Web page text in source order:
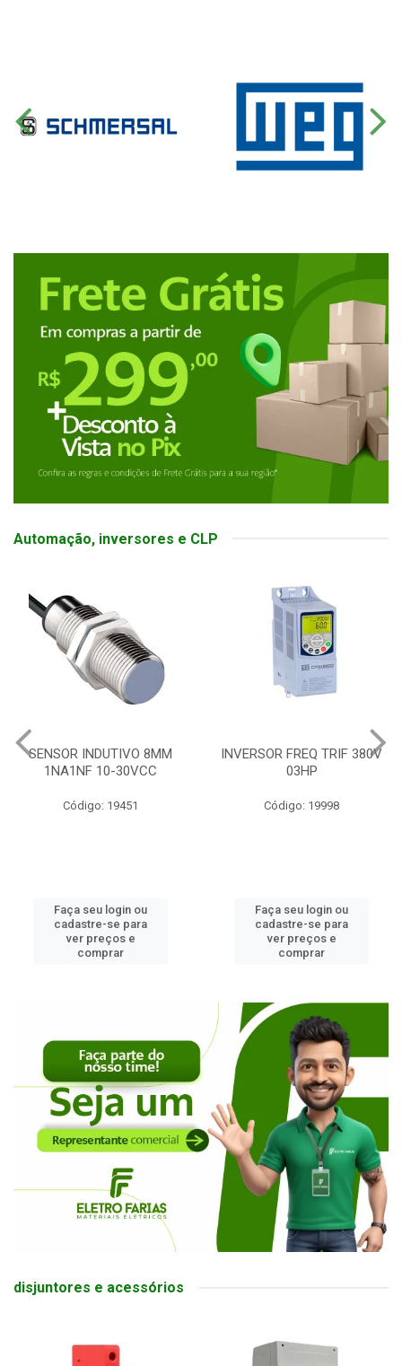
Automação, inversores e CLP
INVERSOR FREQ TRIF 380V
03HP
Código: 19998
Faça seu login ou
cadastre-se para
ver preços e
comprar
BOTOEIRA ELETRONICA
SOFT SWITCH
Código: 2453
Faça seu login ou
cadastre-se para
ver preços e
comprar
disjuntores e acessórios